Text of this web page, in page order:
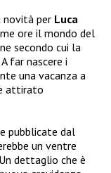
novità per Luca
ore il mondo del
secondo cui la
far nascere i
una vacanza a
attirato
pubblicate dal
un ventre
dettaglio che è